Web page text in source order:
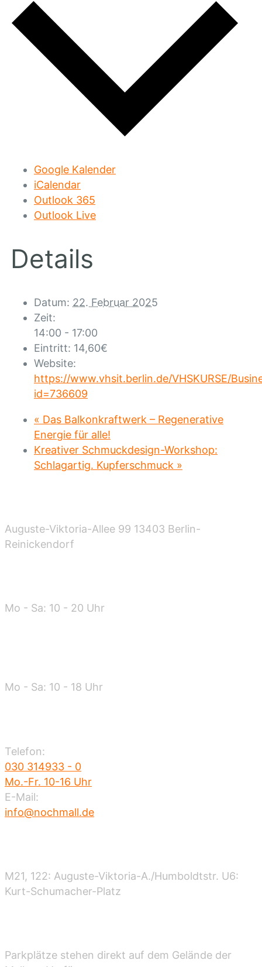
Google Kalender
iCalendar
Outlook 365
Outlook Live
Details
Datum: 22. Februar 2025
Zeit:
14:00 - 17:00
Eintritt: 14,60€
Website:
https://www.vhsit.berlin.de/VHSKURSE/
id=736609
« Das Balkonkraftwerk – Regenerative
Energie für alle!
Kreativer Schmuckdesign-Workshop:
Schlagartig. Kupferschmuck »
Auguste-Viktoria-Allee 99 13403 Berlin-
Reinickendorf
Mo - Sa: 10 - 20 Uhr
Mo - Sa: 10 - 18 Uhr
Telefon:
030 314933 - 0
Mo.-Fr. 10-16 Uhr
E-Mail:
info@nochmall.de
M21, 122: Auguste-Viktoria-A./Humboldtstr. U6:
Kurt-Schumacher-Platz
Parkplätze stehen direkt auf dem Gelände der